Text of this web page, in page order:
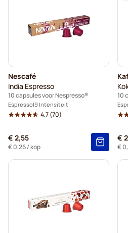
Nescafé
India Espresso
10 capsules voor Nespresso®
Espresso 9 Intensiteit
4.7(70)
€ 2,55
€ 0,26/ kop
10
€
€